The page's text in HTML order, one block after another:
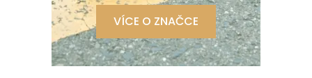
VÍCE O ZNAČCE